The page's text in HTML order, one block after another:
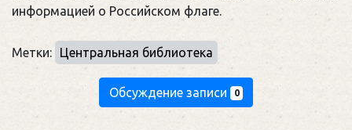
информацией о Российском флаге.
Метки: Центральная библиотека
Обсуждение записи 0